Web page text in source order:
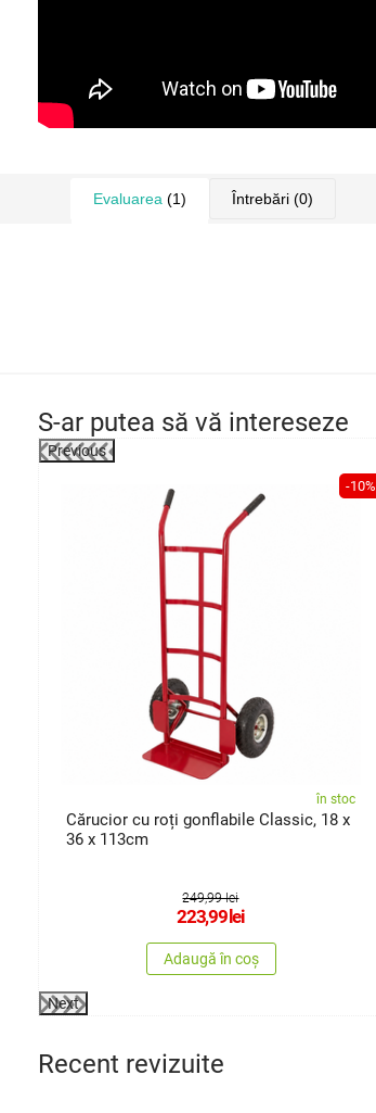
Evaluarea (1) Întrebări (0)
S-ar putea să vă intereseze
Previous
-10%
în stoc
Cărucior cu roți gonflabile Classic, 18 x
36 x 113cm
249,99 lei
223,99 lei
Adaugă în coș
Next
Recent revizuite